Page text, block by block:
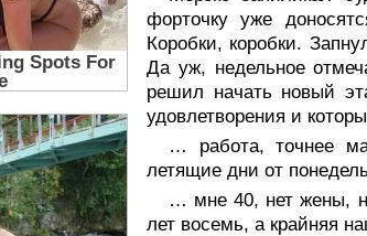
форточку уже
Коробки, коробки.
Да уж, недельное
решил начать новый
удовлетворения и
… работа, точнее
летящие дни от
… мне 40, нет жены,
лет восемь, а крайняя